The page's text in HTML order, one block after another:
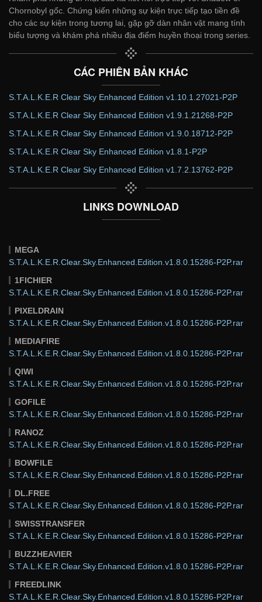
Chornobyl gốc. Chứng kiến những sự kiện trực tiếp tạo tiền đề
cho các sự kiện trong tương lai, gặp gỡ dàn nhân vật mang tính
biểu tượng và khám phá nhiều địa điểm huyền thoại trong series.
CÁC PHIÊN BẢN KHÁC
S.T.A.L.K.E.R Clear Sky Enhanced Edition v1.10.1.27021-P2P
S.T.A.L.K.E.R Clear Sky Enhanced Edition v1.9.1.21268-P2P
S.T.A.L.K.E.R Clear Sky Enhanced Edition v1.9.0.18712-P2P
S.T.A.L.K.E.R Clear Sky Enhanced Edition v1.8.1-P2P
S.T.A.L.K.E.R Clear Sky Enhanced Edition v1.7.2.13762-P2P
LINKS DOWNLOAD
MEGA
S.T.A.L.K.E.R.Clear.Sky.Enhanced.Edition.v1.8.0.15286-P2P.rar
1FICHIER
S.T.A.L.K.E.R.Clear.Sky.Enhanced.Edition.v1.8.0.15286-P2P.rar
PIXELDRAIN
S.T.A.L.K.E.R.Clear.Sky.Enhanced.Edition.v1.8.0.15286-P2P.rar
MEDIAFIRE
S.T.A.L.K.E.R.Clear.Sky.Enhanced.Edition.v1.8.0.15286-P2P.rar
QIWI
S.T.A.L.K.E.R.Clear.Sky.Enhanced.Edition.v1.8.0.15286-P2P.rar
GOFILE
S.T.A.L.K.E.R.Clear.Sky.Enhanced.Edition.v1.8.0.15286-P2P.rar
RANOZ
S.T.A.L.K.E.R.Clear.Sky.Enhanced.Edition.v1.8.0.15286-P2P.rar
BOWFILE
S.T.A.L.K.E.R.Clear.Sky.Enhanced.Edition.v1.8.0.15286-P2P.rar
DL.FREE
S.T.A.L.K.E.R.Clear.Sky.Enhanced.Edition.v1.8.0.15286-P2P.rar
SWISSTRANSFER
S.T.A.L.K.E.R.Clear.Sky.Enhanced.Edition.v1.8.0.15286-P2P.rar
BUZZHEAVIER
S.T.A.L.K.E.R.Clear.Sky.Enhanced.Edition.v1.8.0.15286-P2P.rar
FREEDLINK
S.T.A.L.K.E.R.Clear.Sky.Enhanced.Edition.v1.8.0.15286-P2P.rar